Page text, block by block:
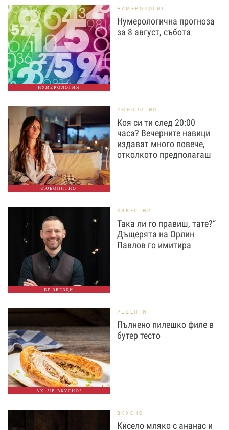
НУМЕРОЛОГИЯ
НУМЕРОЛОГИЯ
Нумерологична прогноза
за 8 август, събота
ЛЮБОПИТНО
ЛЮБОПИТНО
Коя си ти след 20:00
часа? Вечерните навици
издават много повече,
отколкото предполагаш
БГ ЗВЕЗДИ
ИЗВЕСТНИ
Така ли го правиш, тате?“
Дъщерята на Орлин
Павлов го имитира
АХ, ЧЕ ВКУСНО!
РЕЦЕПТИ
Пълнено пилешко филе в
бутер тесто
ВКУСНО
Кисело мляко с ананас и